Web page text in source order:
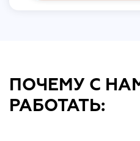
ПОЧЕМУ С
РАБОТАТЬ: